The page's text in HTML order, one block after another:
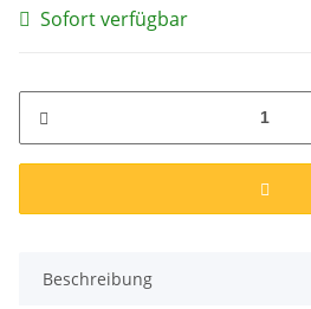
Sofort verfügbar
Beschreibung